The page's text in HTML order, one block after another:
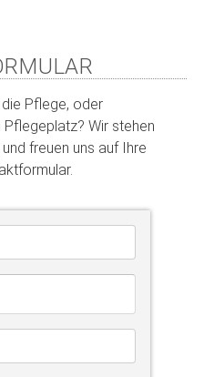
Pflege, oder
Wir stehen
freuen uns auf Ihre